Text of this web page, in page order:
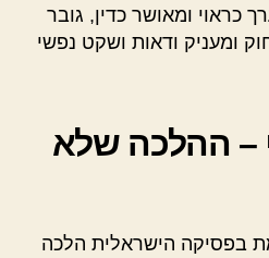
כראוי ומאושר כדין, גובר
ומעניק ודאות ושקט נפשי
– ההלכה שלא
בפסיקה הישראלית הלכה